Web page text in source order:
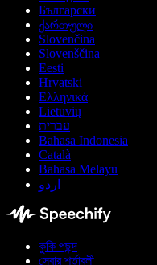
Български
ქართული
Slovenčina
Slovenščina
Eesti
Hrvatski
Ελληνικά
Lietuvių
עברית
Bahasa Indonesia
Català
Bahasa Melayu
اردو
কুকি পছন্দ
সেবার শর্তাবলী